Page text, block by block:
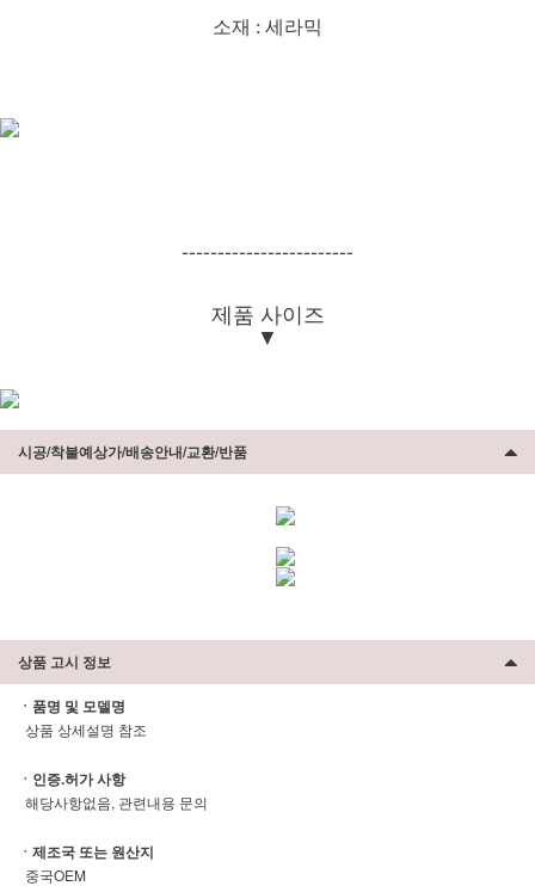
소재 : 세라믹
------------------------
제품 사이즈
▼
시공/착불예상가/배송안내/교환/반품
상품 고시 정보
ㆍ품명 및 모델명
상품 상세설명 참조
ㆍ인증.허가 사항
해당사항없음, 관련내용 문의
ㆍ제조국 또는 원산지
중국OEM